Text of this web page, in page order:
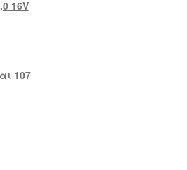
16V
107